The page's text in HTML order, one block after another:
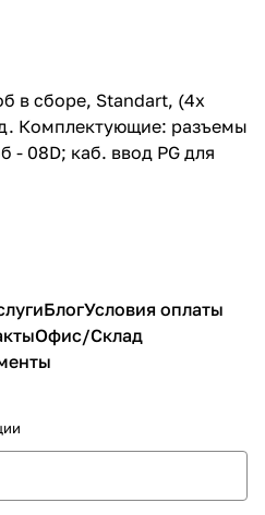
в сборе, Standart, (4х
Комплектующие: разъемы
- 08D; каб. ввод PG для
БлогУсловия оплаты
Офис/Склад